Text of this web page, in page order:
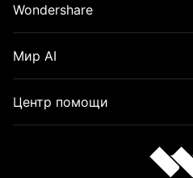
Wondershare
Мир AI
Центр помощи